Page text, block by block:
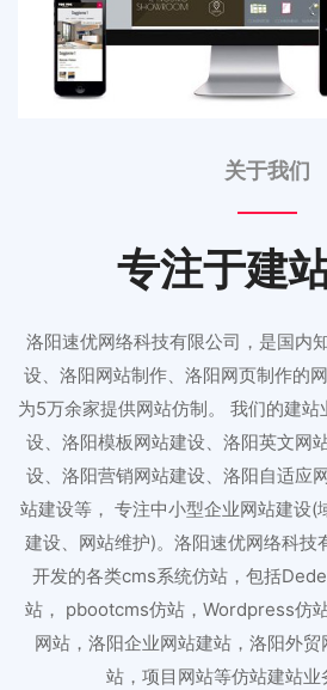
关于我们
专注于建
洛阳速优网络科技有限公司，是国内
设、洛阳网站制作、洛阳网页制作的
为5万余家提供网站仿制。 我们的建
设、洛阳模板网站建设、洛阳英文网
设、洛阳营销网站建设、洛阳自适应
站建设等， 专注中小型企业网站建设(
建设、网站维护)。洛阳速优网络科技
开发的各类cms系统仿站，包括
站， pbootcms仿站，Wordpress仿
网站，洛阳企业网站建站，洛阳外
站，项目网站等仿站建站业